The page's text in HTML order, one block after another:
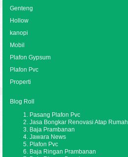
Genteng
Hollow
kanopi
Mobil
Plafon Gypsum
Plafon Pvc
Properti
Blog Roll
Pasang Plafon Pvc
Jasa Bongkar Renovasi Atap Rumah
Baja Prambanan
Jawara News
Plafon Pvc
Baja Ringan Prambanan